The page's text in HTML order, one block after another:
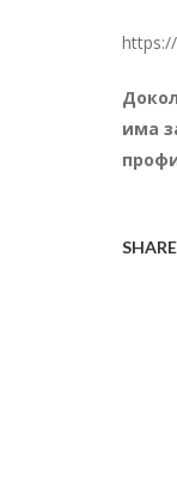
има
SHARE